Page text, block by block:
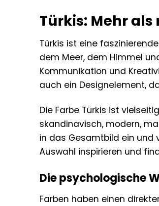
Türkis: Mehr als
Türkis ist eine
dem Meer, dem Himmel
Kommunikation und
auch ein Designelement,
Die Farbe Türkis ist
skandinavisch, modern,
in das Gesamtbild ein und
Auswahl inspirieren und
Die psychologische
Farben haben einen